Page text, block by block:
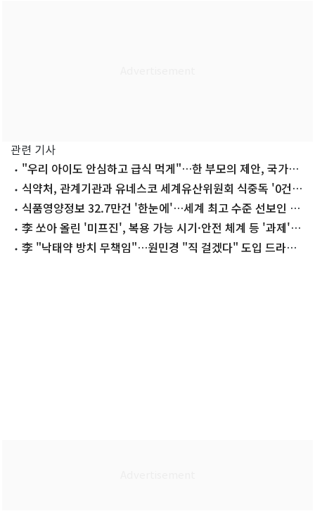
관련 기사
"우리 아이도 안심하고 급식 먹게"…한 부모의 제안, 국가정
책 됐다
식약처, 관계기관과 유네스코 세계유산위원회 식중독 '0건'
달성식품영양정보 32.7만건 '한눈에'…세계 최고 수준 선보인 식
약처李 쏘아 올린 '미프진', 복용 가능 시기·안전 체계 등 '과제'
산적李 "낙태약 방치 무책임"…원민경 "직 걸겠다" 도입 드라이